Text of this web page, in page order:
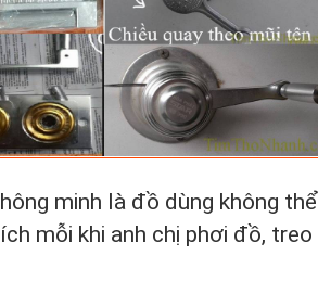
minh là đồ dùng không
mỗi khi anh chị phơi đồ, treo